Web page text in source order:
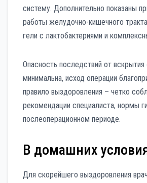
систему. Дополнительно показаны
работы желудочно-кишечного
гели с лактобактериями и
Опасность последствий от вскрытия
минимальна, исход операции
правило выздоровления – четко
рекомендации специалиста, нормы
послеоперационном периоде.
В домашних
Для скорейшего выздоровления